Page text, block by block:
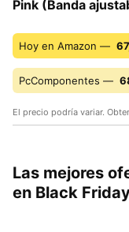
Pink (Banda
Hoy en Amazon —
PcComponentes —
El precio podría variar.
Las mejores
en Black